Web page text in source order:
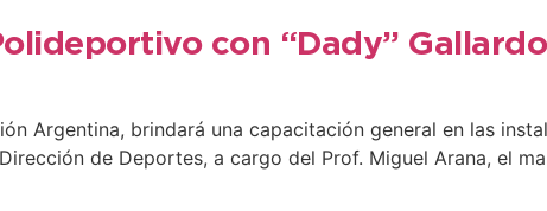
con “Dady” Gallardo
Argentina, brindará una capacitación general en las
de Deportes, a cargo del Prof. Miguel Arana, el